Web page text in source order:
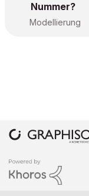
Nummer?
Modellierung